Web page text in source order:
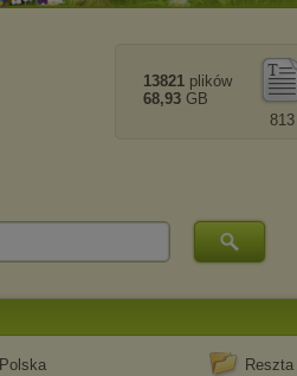
813
13821 plików
68,93 GB
Polska